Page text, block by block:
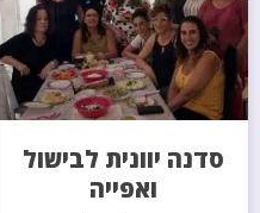
סדנה יוונית לבישול
ואפייה